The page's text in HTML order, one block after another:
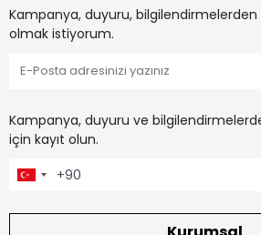
Kampanya, duyuru,
olmak istiyorum.
Kampanya, duyuru ve
için kayıt olun.